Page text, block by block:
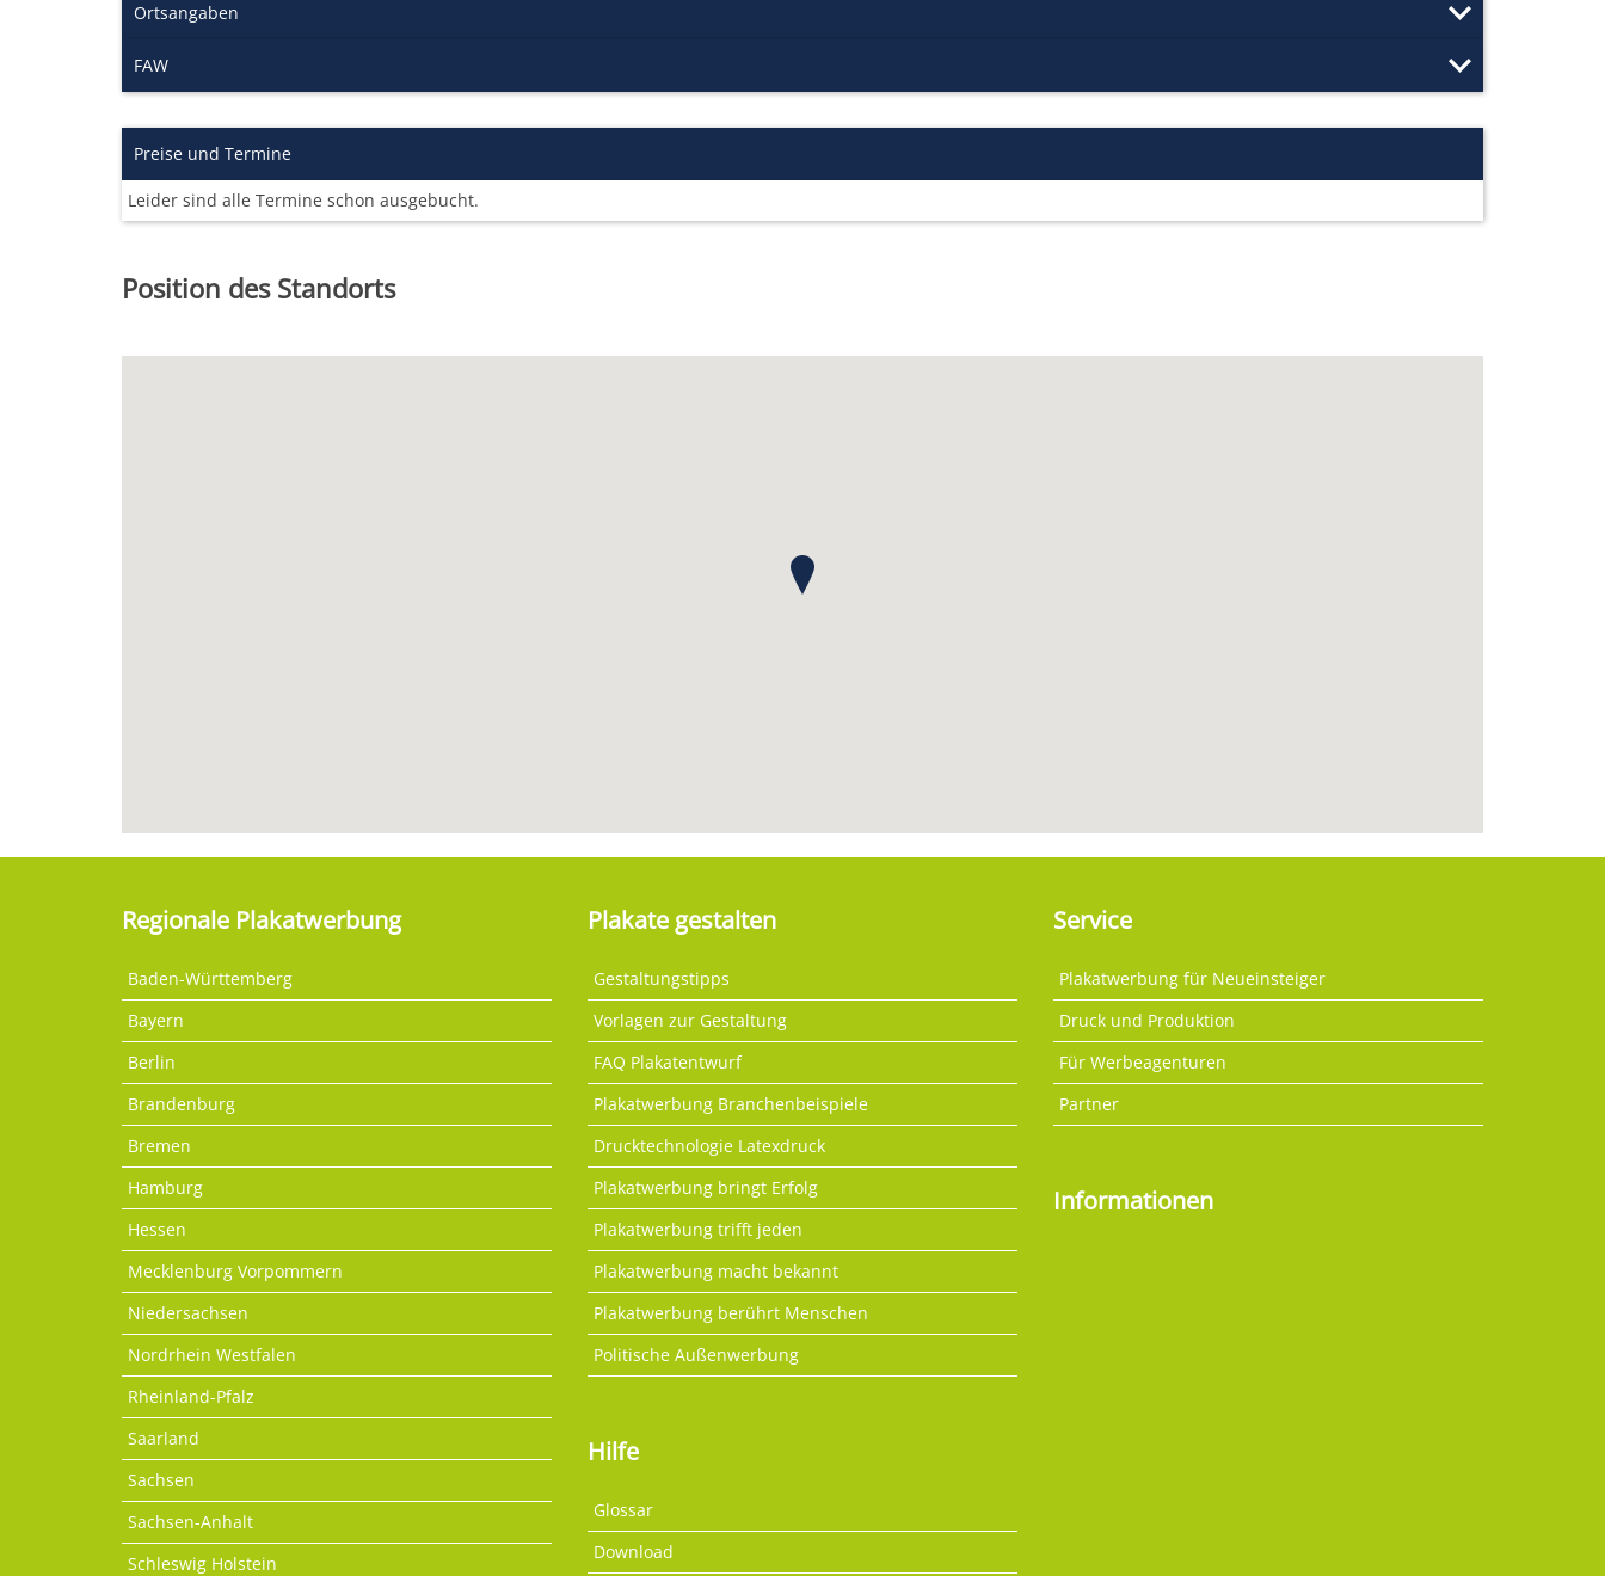
Ortsangaben
FAW
Preise und Termine
Leider sind alle Termine schon ausgebucht.
Position des Standorts
Regionale Plakatwerbung
Baden-Württemberg
Bayern
Berlin
Brandenburg
Bremen
Hamburg
Hessen
Mecklenburg Vorpommern
Niedersachsen
Nordrhein Westfalen
Rheinland-Pfalz
Saarland
Sachsen
Sachsen-Anhalt
Schleswig Holstein
Plakate gestalten
Gestaltungstipps
Vorlagen zur Gestaltung
FAQ Plakatentwurf
Plakatwerbung Branchenbeispiele
Drucktechnologie Latexdruck
Plakatwerbung bringt Erfolg
Plakatwerbung trifft jeden
Plakatwerbung macht bekannt
Plakatwerbung berührt Menschen
Politische Außenwerbung
Hilfe
Glossar
Download
Service
Plakatwerbung für Neueinsteiger
Druck und Produktion
Für Werbeagenturen
Partner
Informationen